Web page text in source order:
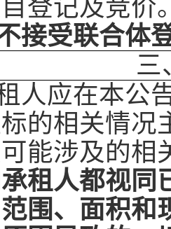
登记及竞价
接受联合体
三
人应在本公
的相关情况
可能涉及的相
租人都视同
范围、面积和